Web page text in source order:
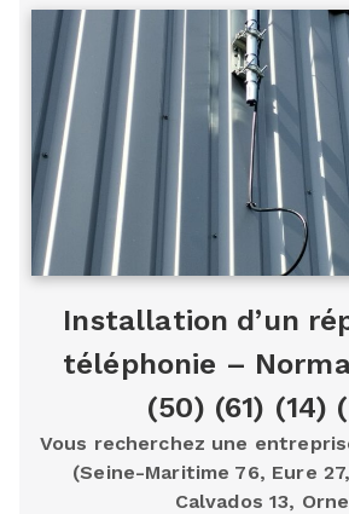
Installation d’un
téléphonie –
(50) (61) (14)
Vous recherchez une
(Seine-Maritime 76, Eure
Calvados 13,